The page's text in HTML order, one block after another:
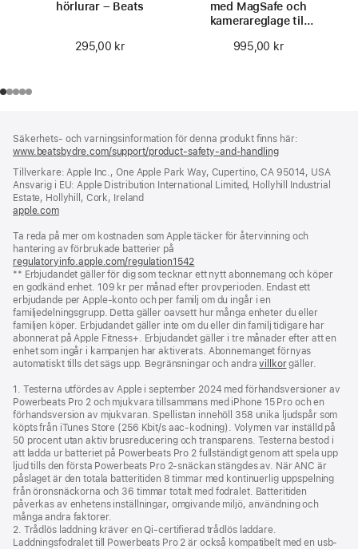
hörlurar – Beats
295,00 kr
med MagSafe och
kamerareglage till
sierraorange
995,00 kr
Säkerhets- och varningsinformation för denna produkt finns här:
www.beatsbydre.com/support/product-safety-and-handling(öppnas
ett
nytt
Tillverkare: Apple Inc., One Apple Park Way, Cupertino, CA 95014, USA
Ansvarig i EU: Apple Distribution International Limited, Hollyhill Industrial
Estate, Hollyhill, Cork, Ireland
apple.com(öppnas
ett
nytt
fönster)
Ta reda på mer om kostnaden som Apple täcker för återvinning och
hantering av förbrukade batterier på
regulatoryinfo.apple.com/regulation1542
i
ett
nytt
fönster)
** Erbjudandet gäller för dig som tecknar ett nytt abonnemang och köper
en godkänd enhet. 109 kr per månad efter provperioden. Endast ett
erbjudande per Apple-konto och per familj om du ingår i en
familjedelningsgrupp. Detta gäller oavsett hur många enheter du eller
familjen köper. Erbjudandet gäller inte om du eller din familj tidigare har
abonnerat på Apple Fitness+. Erbjudandet gäller i tre månader efter att en
enhet som ingår i kampanjen har aktiverats. Abonnemanget förnyas
automatiskt tills det sägs upp. Begränsningar och andravillkorgäller.
1. Testerna utfördes av Apple i september 2024 med förhandsversioner av
Powerbeats Pro 2 och mjukvara tillsammans med iPhone 15 Pro och en
förhandsversion av mjukvaran. Spellistan innehöll 358 unika ljudspår som
köpts från iTunes Store (256 Kbit/s aac-kodning). Volymen var inställd på
50 procent utan aktiv brusreducering och transparens. Testerna bestod i
att ladda ur batteriet på Powerbeats Pro 2 fullständigt genom att spela upp
ljud tills den första Powerbeats Pro 2-snäckan stängdes av. När ANC är
påslaget är den totala batteritiden 8 timmar med kontinuerlig uppspelning
från öronsnäckorna och 36 timmar totalt med fodralet. Batteritiden
påverkas av enhetens inställningar, omgivande miljö, användning och
många andra faktorer.
2. Trådlös laddning kräver en Qi-certifierad trådlös laddare.
Laddningsfodralet till Powerbeats Pro 2 är också kompatibelt med en usb-